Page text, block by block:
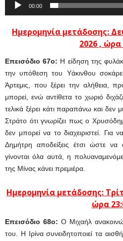
00:00
Ημερομηνία μετάδοσης:
2026 , ώρα
Eπεισόδιο 67o: Η είδηση της
την υπόθεση του Υάκινθου
Άρτεμις, που ξέρει την αλήθεια,
μπορεί, ενώ αντίθετα το χωριό
τελικά ξέρει κάτι παραπάνω και δεν
Στράτο ότι γνωρίζει πως ο
δεν μπορεί να το διαχειριστεί. Για
Δημήτρη αποδείξεις έτσι ώστε
γίνονται όλα αυτά, η
της Μίνας κάνει πρεμιέρα.
Ημερομηνία μετάδοσης:
ώρα
Eπεισόδιο 68ο: Ο Μιχαήλ
του. Η Ιρίνα συνειδητοποιεί τα